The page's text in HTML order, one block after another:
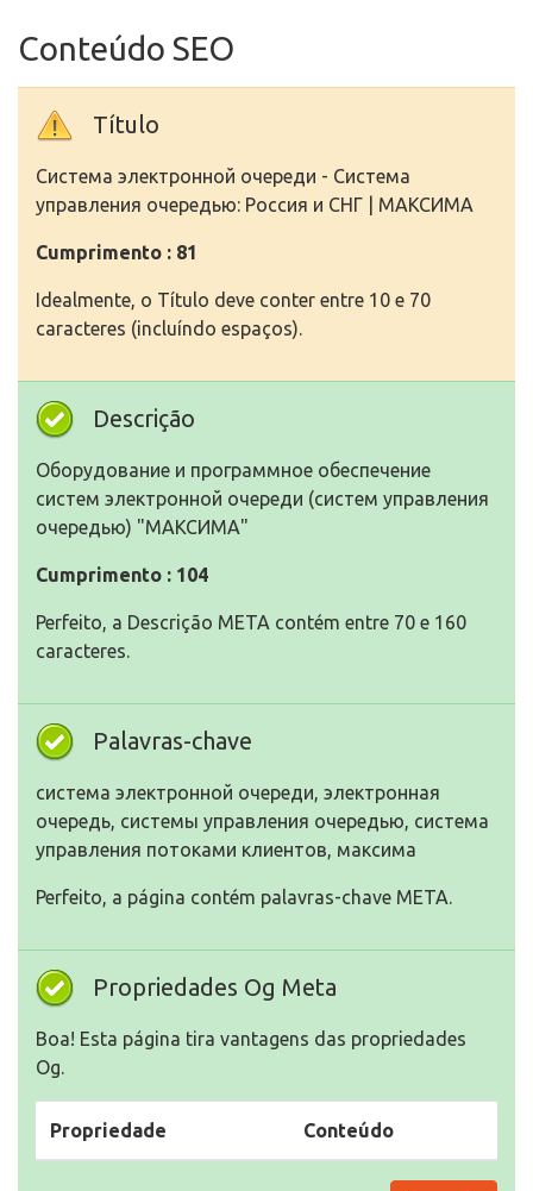
Conteúdo SEO
Título
Система электронной очереди - Система
управления очередью: Россия и СНГ | МАКСИМА
Cumprimento : 81
Idealmente, o Título deve conter entre 10 e 70
caracteres (incluíndo espaços).
Descrição
Оборудование и программное обеспечение
систем электронной очереди (систем управления
очередью) "МАКСИМА"
Cumprimento : 104
Perfeito, a Descrição META contém entre 70 e 160
caracteres.
Palavras-chave
система электронной очереди, электронная
очередь, системы управления очередью, система
управления потоками клиентов, максима
Perfeito, a página contém palavras-chave META.
Propriedades Og Meta
Boa! Esta página tira vantagens das propriedades
Og.
Propriedade Conteúdo